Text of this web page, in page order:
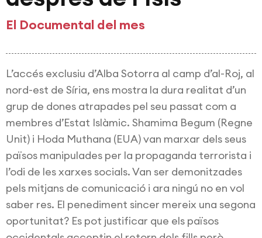
El Documental del mes
L’accés exclusiu d’Alba Sotorra al camp d’al-Roj, al
nord-est de Síria, ens mostra la dura realitat d’un
grup de dones atrapades pel seu passat com a
membres d’Estat Islàmic. Shamima Begum (Regne
Unit) i Hoda Muthana (EUA) van marxar dels seus
països manipulades per la propaganda terrorista i
l’odi de les xarxes socials. Van ser demonitzades
pels mitjans de comunicació i ara ningú no en vol
saber res. El penediment sincer mereix una segona
oportunitat? Es pot justificar que els països